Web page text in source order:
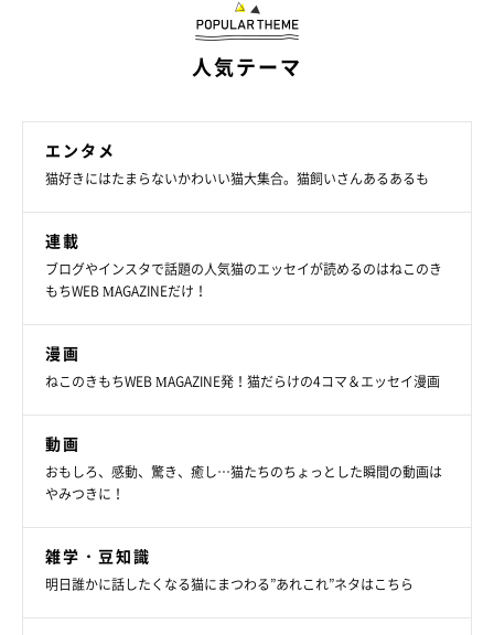
人気テーマ
エンタメ
猫好きにはたまらないかわいい猫大集合。猫飼いさんあるあるも
連載
ブログやインスタで話題の人気猫のエッセイが読めるのはねこのき
もちWEB MAGAZINEだけ！
漫画
ねこのきもちWEB MAGAZINE発！猫だらけの4コマ＆エッセイ漫画
動画
おもしろ、感動、驚き、癒し…猫たちのちょっとした瞬間の動画は
やみつきに！
雑学・豆知識
明日誰かに話したくなる猫にまつわる”あれこれ”ネタはこちら